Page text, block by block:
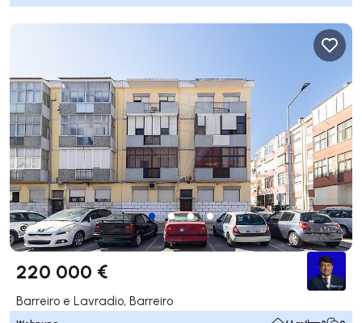
220 000 €
Barreiro e Lavradio, Barreiro